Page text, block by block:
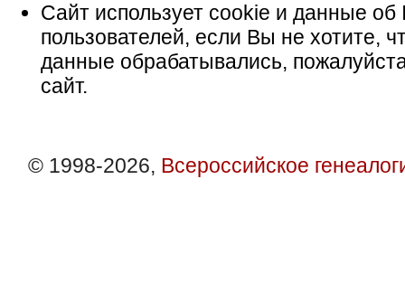
Сайт использует cookie и данные об
пользователей, если Вы не хотите,
данные обрабатывались,
сайт.
© 1998-2026, Всероссийское